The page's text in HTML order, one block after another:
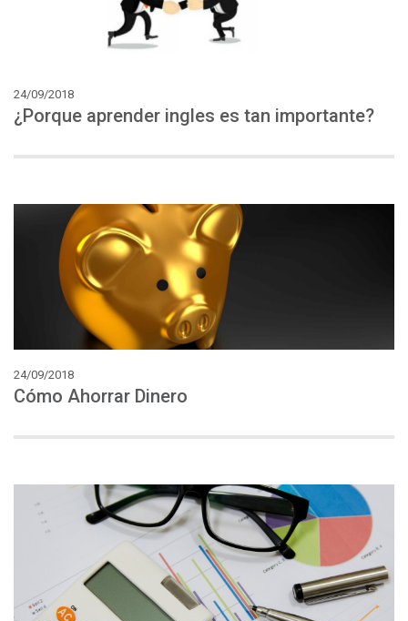
24/09/2018
¿Porque aprender ingles es tan importante?
24/09/2018
Cómo Ahorrar Dinero